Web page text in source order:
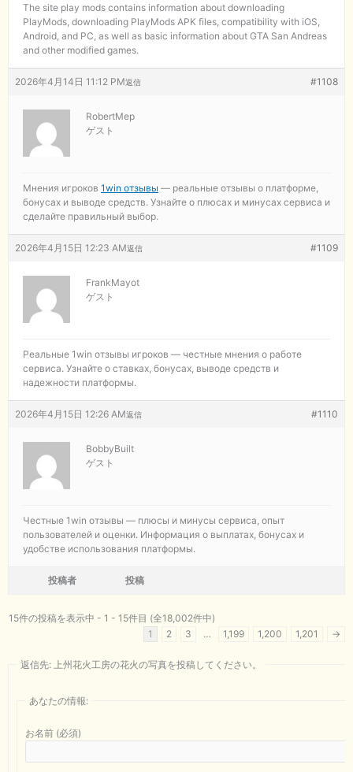
The site play mods contains information about downloading
PlayMods, downloading PlayMods APK files, compatibility with iOS,
Android, and PC, as well as basic information about GTA San Andreas
and other modified games.
2026年4月14日 11:12 PM #1108
返信
RobertMep
ゲスト
Мнения игроков 1win отзывы — реальные отзывы о платформе,
бонусах и выводе средств. Узнайте о плюсах и минусах сервиса и
сделайте правильный выбор.
2026年4月15日 12:23 AM #1109
返信
FrankMayot
ゲスト
Реальные 1win отзывы игроков — честные мнения о работе
сервиса. Узнайте о ставках, бонусах, выводе средств и
надежности платформы.
2026年4月15日 12:26 AM #1110
返信
BobbyBuilt
ゲスト
Честные 1win отзывы — плюсы и минусы сервиса, опыт
пользователей и оценки. Информация о выплатах, бонусах и
удобстве использования платформы.
投稿者 投稿
15件の投稿を表示中 - 1 - 15件目 (全18,002件中)
1
2 3 … 1,199 1,200 1,201 →
返信先: 上州花火工房の花火の写真を投稿してください。
あなたの情報:
お名前 (必須)